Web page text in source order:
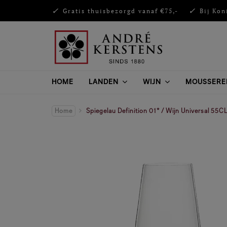
Gratis thuisbezorgd vanaf €75,- Bij
HOME LANDEN WIJN
Home Spiegelau Definition 01* / Wijn Universal 55CL